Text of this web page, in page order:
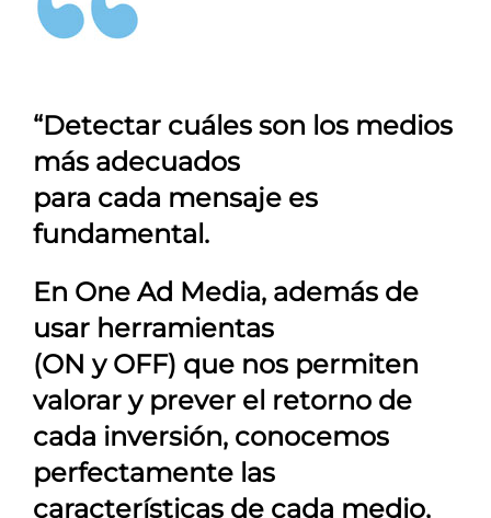
“Detectar cuáles son los medios
más adecuados
para cada mensaje es
fundamental.
En One Ad Media, además de
usar herramientas
(ON y OFF) que nos permiten
valorar y prever el retorno de
cada inversión, conocemos
perfectamente las
características de cada medio,